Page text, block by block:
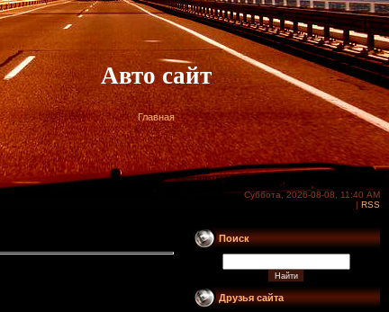
Авто сайт
Главная
Суббота, 2026-08-08, 11:40 AM
| RSS
Поиск
Друзья сайта